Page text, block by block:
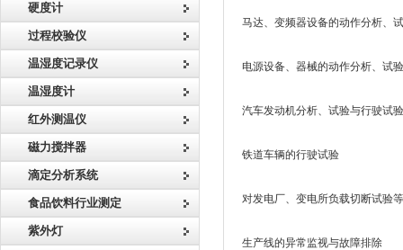
硬度计
过程校验仪
温湿度记录仪
温湿度计
红外测温仪
磁力搅拌器
滴定分析系统
食品饮料行业测定
紫外灯
马达、变频器设备的动作分析、
电源设备、器械的动作分析、试
汽车发动机分析、试验与行驶试验
铁道车辆的行驶试验
对发电厂、变电所负载切断试验
生产线的异常监视与故障排除